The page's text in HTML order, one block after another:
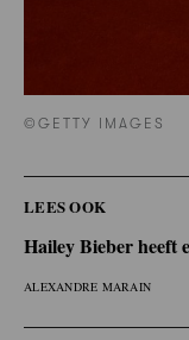
©GETTY IMAGES
LEES OOK
Hailey Bieber heeft
ALEXANDRE MARAIN